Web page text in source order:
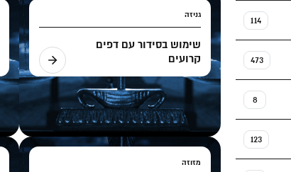
114
473
8
123
גניזה
שימוש בסידור עם דפים
קרועים
מזוזה